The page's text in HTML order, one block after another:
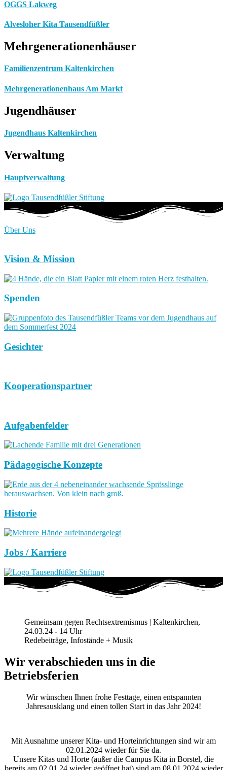
OGGS Lakweg
Alvesloher Kita Tausendfüßler
Mehrgenerationenhäuser
Familienzentrum Kaltenkirchen
Mehrgenerationenhaus Am Markt
Jugendhäuser
Jugendhaus Kaltenkirchen
Verwaltung
Hauptverwaltung
Über Uns
Vision & Mission
Spenden
Gesichter
Kooperationspartner
Aufgabenfelder
Pädagogische Konzepte
Historie
Jobs / Karriere
Gemeinsam gegen Rechtsextremismus | Kaltenkirchen,
24.03.24 - 14 Uhr
Redebeiträge, Infostände + Musik
Wir verabschieden uns in die
Betriebsferien
Wir wünschen Ihnen frohe Festtage, einen entspannten
Jahresausklang und einen tollen Start in das Jahr 2024!
Mit Ausnahme unserer Kita- und Horteinrichtungen sind wir am
02.01.2024 wieder für Sie da.
Unsere Kitas und Horte (außer die Campus Kita in Borstel, die
bereits am 02.01.24 wieder geöffnet hat) sind am 08.01.2024 wieder